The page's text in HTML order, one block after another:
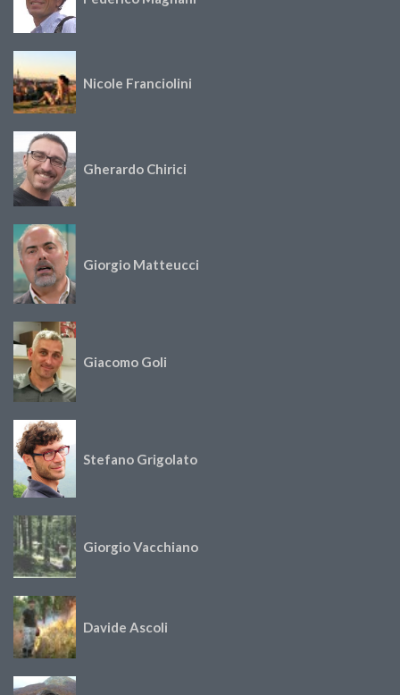
Nicole Franciolini
Gherardo Chirici
Giorgio Matteucci
Giacomo Goli
Stefano Grigolato
Giorgio Vacchiano
Davide Ascoli